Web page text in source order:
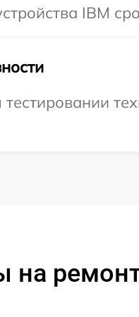
IBM
на